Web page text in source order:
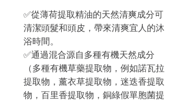
✅從薄荷提取精油的天然清爽成分可
清潔頭髮和頭皮，帶來清爽宜人的沐
浴時間。
✅通過混合源自多種有機天然成分
（多種有機草藥提取物，例如諾瓦拉
提取物，薰衣草提取物，迷迭香提取
物，百里香提取物，銅綠假單胞菌提